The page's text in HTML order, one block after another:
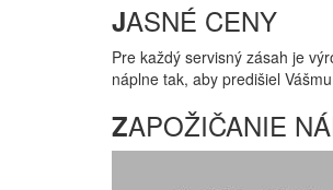
JASNÉ CENY
Pre každý servisný zásah je
náplne tak, aby predišiel
ZAPOŽIČANIE